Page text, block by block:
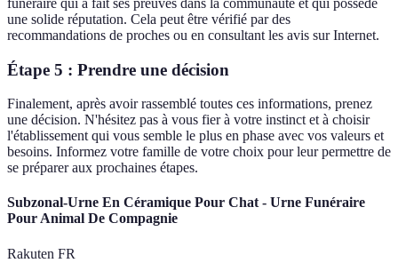
une solide réputation. Cela peut être vérifié par des
recommandations de proches ou en consultant les avis sur Internet.
Étape 5 : Prendre une décision
Finalement, après avoir rassemblé toutes ces informations, prenez
une décision. N'hésitez pas à vous fier à votre instinct et à choisir
l'établissement qui vous semble le plus en phase avec vos valeurs et
besoins. Informez votre famille de votre choix pour leur permettre de
se préparer aux prochaines étapes.
Subzonal-Urne En Céramique Pour Chat - Urne Funéraire
Pour Animal De Compagnie
Rakuten FR